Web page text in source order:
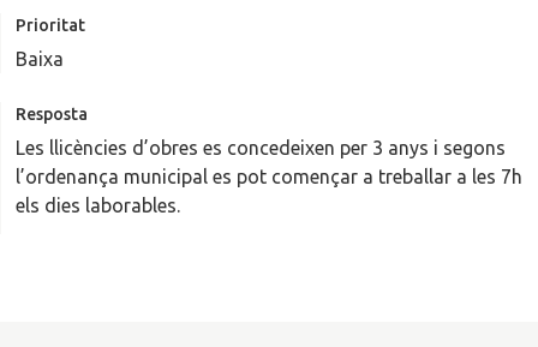
Prioritat
Baixa
Resposta
Les llicències d’obres es concedeixen per 3 anys i segons
l’ordenança municipal es pot començar a treballar a les 7h
els dies laborables.